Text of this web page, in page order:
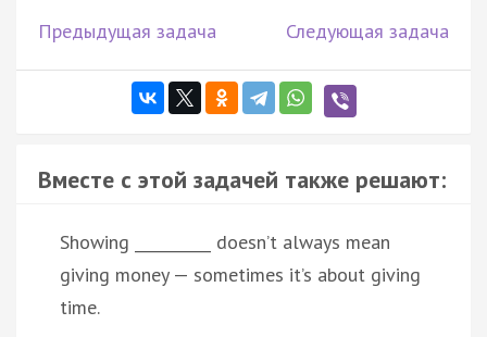
Предыдущая задача Следующая задача
Вместе с этой задачей также решают:
Showing __________ doesn’t always mean
giving money — sometimes it’s about giving
time.